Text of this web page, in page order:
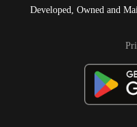
Developed, Owned and